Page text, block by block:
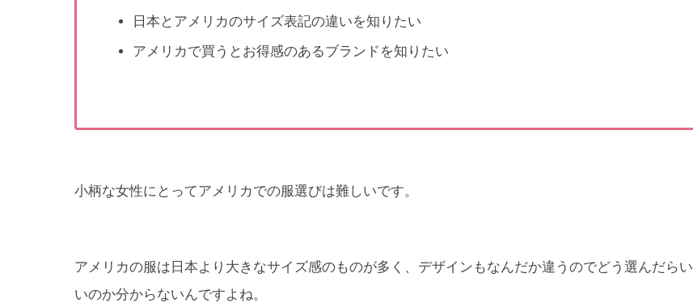
日本とアメリカのサイズ表記の違いを知りたい
アメリカで買うとお得感のあるブランドを知りたい
小柄な女性にとってアメリカでの服選びは難しいです。
アメリカの服は日本より大きなサイズ感のものが多く、デザインもなんだか違うのでどう選んだらい
いのか分からないんですよね。